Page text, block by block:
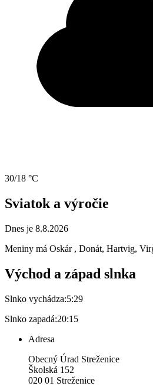
30/18 °C
Sviatok a výročie
Dnes je 8.8.2026
Meniny má Oskár , Donát, Hartvig,
Východ a západ slnka
Slnko vychádza:5:29
Slnko zapadá:20:15
Adresa
Obecný Úrad Streženice
Školská 152
020 01 Streženice